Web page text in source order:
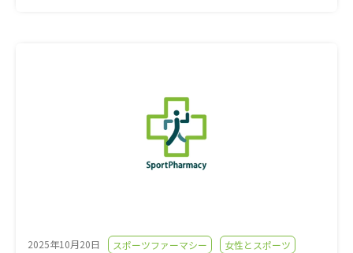
2025年10月20日 スポーツファーマシー 女性とスポーツ